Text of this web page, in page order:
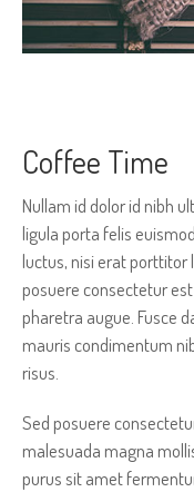
Coffee Time
Nullam id dolor id nibh
ligula porta felis
luctus, nisi erat porttitor
posuere consectetur
pharetra augue. Fusce
mauris condimentum
risus.
Sed posuere
malesuada magna
purus sit amet